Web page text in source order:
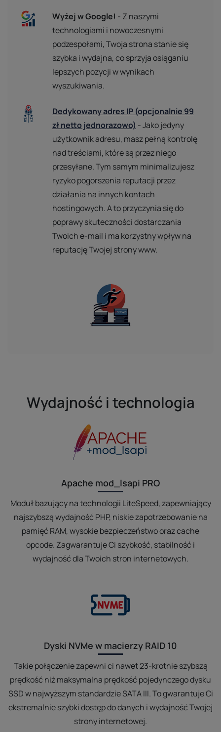
Wyżej w Google! - Z naszymi
technologiami i nowoczesnymi
podzespołami, Twoja strona stanie się
szybka i wydajna, co sprzyja osiąganiu
lepszych pozycji w wynikach
wyszukiwania.
Dedykowany adres IP (opcjonalnie 99
zł netto jednorazowo) - Jako jedyny
użytkownik adresu, masz pełną kontrolę
nad treściami, które są przez niego
przesyłane. Tym samym minimalizujesz
ryzyko pogorszenia reputacji przez
działania na innych kontach
hostingowych. A to przyczynia się do
poprawy skuteczności dostarczania
Twoich e-mail i ma korzystny wpływ na
reputację Twojej strony www.
Wydajność i technologia
Apache mod_lsapi PRO
Moduł bazujący na technologii LiteSpeed, zapewniający
najszybszą wydajność PHP, niskie zapotrzebowanie na
pamięć RAM, wysokie bezpieczeństwo oraz cache
opcode. Zagwarantuje Ci szybkość, stabilność i
wydajność dla Twoich stron internetowych.
Dyski NVMe w macierzy RAID 10
Takie połączenie zapewni ci nawet 23-krotnie szybszą
prędkość niż maksymalna prędkość pojedynczego dysku
SSD w najwyższym standardzie SATA III. To gwarantuje Ci
ekstremalnie szybki dostęp do danych i wydajność Twojej
strony internetowej.